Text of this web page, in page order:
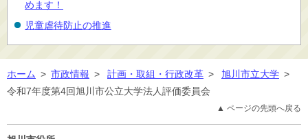
めます！
児童虐待防止の推進
ホーム > 市政情報 > 計画・取組・行政改革 > 旭川市立大学 >
令和7年度第4回旭川市公立大学法人評価委員会
▲ ページの先頭へ戻る